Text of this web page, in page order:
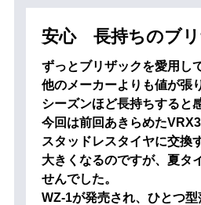
安心 長持ちのブリ
ずっとブリザックを愛用し
他のメーカーよりも値が張
シーズンほど長持ちすると
今回は前回あきらめたVRX3
スタッドレスタイヤに交換
大きくなるのですが、夏タ
せんでした。
WZ-1が発売され、ひとつ